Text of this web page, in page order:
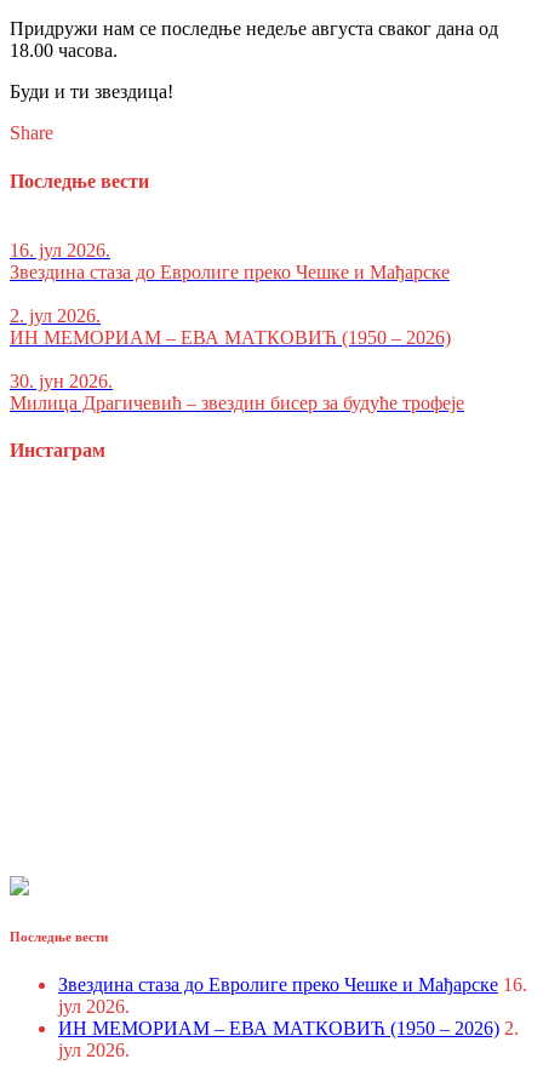
Придружи нам се последње недеље августа сваког дана од
18.00 часова.
Буди и ти звездица!
Share
Последње вести
16. јул 2026.
Звездина стаза до Евролиге преко Чешке и Мађарске
2. јул 2026.
ИН МЕМОРИАМ – ЕВА МАТКОВИЋ (1950 – 2026)
30. јун 2026.
Милица Драгичевић – звездин бисер за будуће трофеје
Инстаграм
Последње вести
Звездина стаза до Евролиге преко Чешке и Мађарске 16.
јул 2026.
ИН МЕМОРИАМ – ЕВА МАТКОВИЋ (1950 – 2026) 2.
јул 2026.